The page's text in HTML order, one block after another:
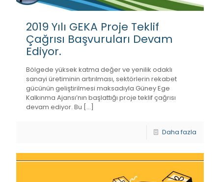
2019 Yılı GEKA Proje Teklif
Çağrısı Başvuruları Devam
Ediyor.
Bölgede yüksek katma değer ve yenilik odaklı
sanayi üretiminin artırılması, sektörlerin rekabet
gücünün geliştirilmesi maksadıyla Güney Ege
Kalkınma Ajansı’nın başlattığı proje teklif çağrısı
devam ediyor. Bu […]
Daha fazla